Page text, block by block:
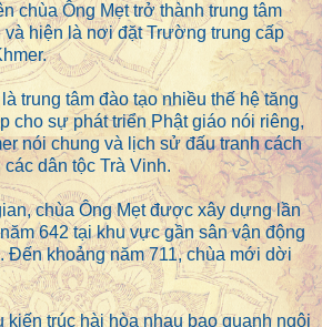
chùa Ông Mẹt trở thành trung tâm
và hiện là nơi đặt Trường trung cấp
trung tâm đào tạo nhiều thế hệ tăng
cho sự phát triển Phật giáo nói riêng,
nói chung và lịch sử đấu tranh cách
dân tộc Trà Vinh.
chùa Ông Mẹt được xây dựng lần
642 tại khu vực gần sân vận động
Đến khoảng năm 711, chùa mới dời
kiến trúc hài hòa nhau bao quanh ngôi